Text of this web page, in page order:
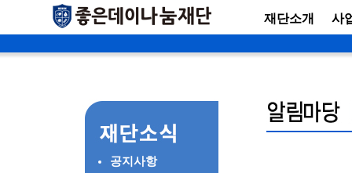
재단소개 사
공지사항